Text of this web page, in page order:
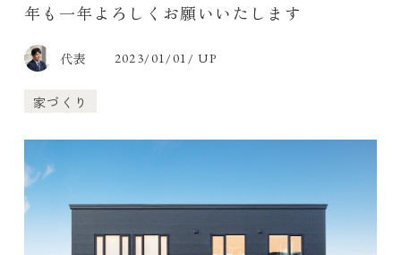
年も一年よろしくお願いいたします
代表 2023/01/01/ UP
家づくり